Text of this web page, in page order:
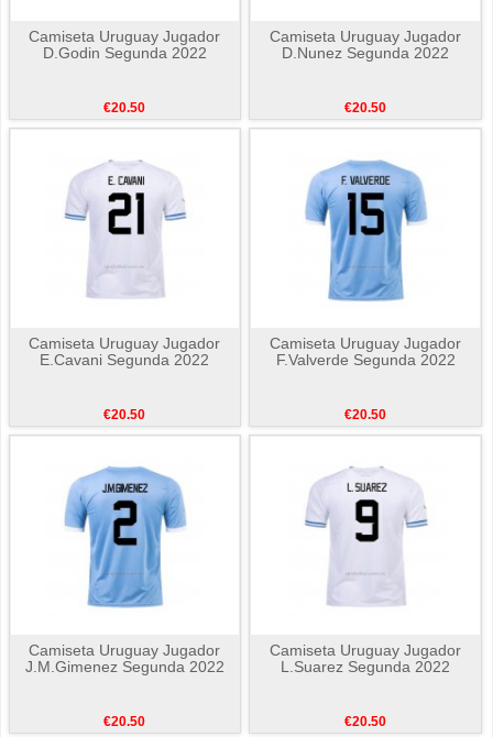
Camiseta Uruguay Jugador
D.Godin Segunda 2022
€20.50
Camiseta Uruguay Jugador
D.Nunez Segunda 2022
€20.50
Camiseta Uruguay Jugador
E.Cavani Segunda 2022
€20.50
Camiseta Uruguay Jugador
F.Valverde Segunda 2022
€20.50
Camiseta Uruguay Jugador
J.M.Gimenez Segunda 2022
€20.50
Camiseta Uruguay Jugador
L.Suarez Segunda 2022
€20.50